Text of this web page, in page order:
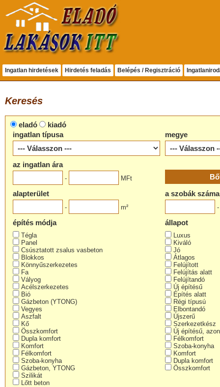
Ingatlan hirdetések Hirdetés feladás Belépés / Regisztráció
Keresés
eladó
kiadó
ingatlan típusa
megye
az ingatlan ára
- MFt
alapterület
- m²
a szobák száma
építés módja
Tégla
Panel
Csúsztatott zsalus vasbeton
Blokkos
Könnyűszerkezetes
Fa
Vályog
Acélszerkezetes
Bió
Gázbeton (YTONG)
Vegyes
Aszfalt
Kő
Összkomfort
Dupla komfort
Komfort
Félkomfort
Szoba-konyha
Gázbeton, YTONG
Szilikát
Lőtt beton
állapot
Luxus
Kiváló
Jó
Átlagos
Felújított
Felújítás alatt
Felújítandó
Új építésű
Építés alatt
Régi típusú
Elbontandó
Újszerű
Szerkezetkész
Új építésű,
Félkomfort
Szoba-konyha
Komfort
Dupla komfort
Összkomfort